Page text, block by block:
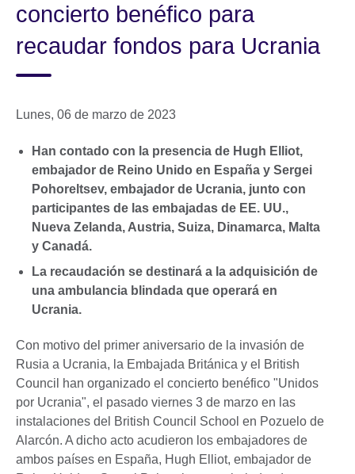
concierto benéfico para
recaudar fondos para Ucrania
Lunes, 06 de marzo de 2023
Han contado con la presencia de Hugh Elliot,
embajador de Reino Unido en España y Sergei
Pohoreltsev, embajador de Ucrania, junto con
participantes de las embajadas de EE. UU.,
Nueva Zelanda, Austria, Suiza, Dinamarca, Malta
y Canadá.
La recaudación se destinará a la adquisición de
una ambulancia blindada que operará en
Ucrania.
Con motivo del primer aniversario de la invasión de
Rusia a Ucrania, la Embajada Británica y el British
Council han organizado el concierto benéfico "Unidos
por Ucrania", el pasado viernes 3 de marzo en las
instalaciones del British Council School en Pozuelo de
Alarcón. A dicho acto acudieron los embajadores de
ambos países en España, Hugh Elliot, embajador de